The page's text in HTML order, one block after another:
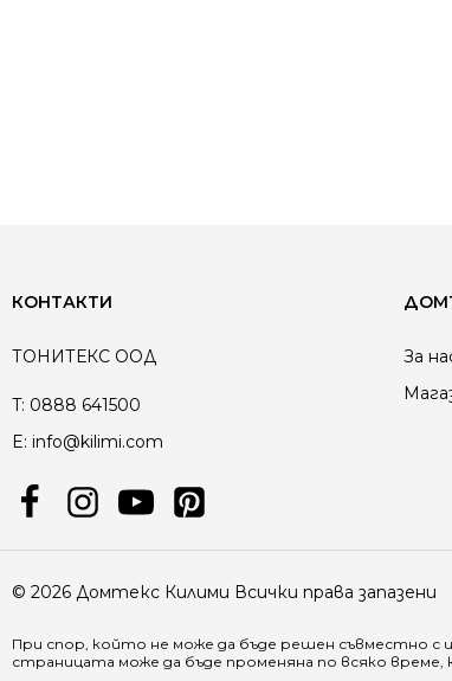
КОНТАКТИ
ТОНИТЕКС ООД
T: 0888 641500
E: info@kilimi.com
За
© 2026 Домтекс Килими Всички права запазени
При спор, който не може да бъде решен съвместно с
страницата може да бъде променяна по всяко